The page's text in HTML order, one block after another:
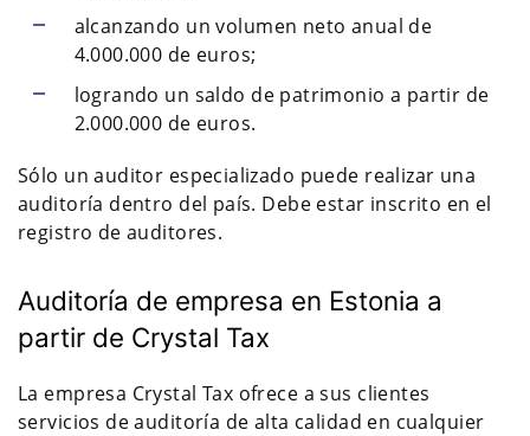
alcanzando un volumen neto anual de
4.000.000 de euros;
logrando un saldo de patrimonio a partir de
2.000.000 de euros.
Sólo un auditor especializado puede realizar una
auditoría dentro del país. Debe estar inscrito en el
registro de auditores.
Auditoría de empresa en Estonia a
partir de Crystal Tax
La empresa Crystal Tax ofrece a sus clientes
servicios de auditoría de alta calidad en cualquier